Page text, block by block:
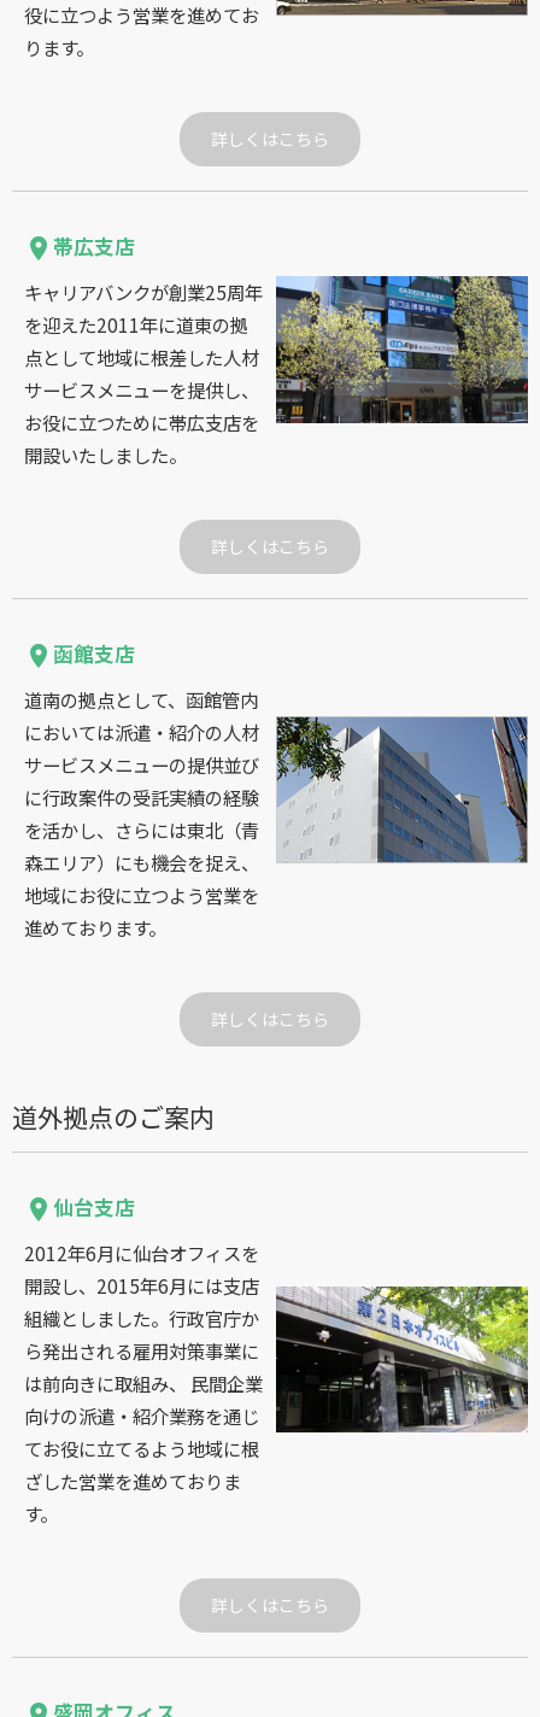
役に立つよう営業を進めてお
ります。
詳しくはこちら
place 帯広支店
キャリアバンクが創業25周年
を迎えた2011年に道東の拠
点として地域に根差した人材
サービスメニューを提供し、
お役に立つために帯広支店を
開設いたしました。
詳しくはこちら
place 函館支店
道南の拠点として、函館管内
においては派遣・紹介の人材
サービスメニューの提供並び
に行政案件の受託実績の経験
を活かし、さらには東北（青
森エリア）にも機会を捉え、
地域にお役に立つよう営業を
進めております。
詳しくはこちら
道外拠点のご案内
place 仙台支店
2012年6月に仙台オフィスを
開設し、2015年6月には支店
組織としました。行政官庁か
ら発出される雇用対策事業に
は前向きに取組み、 民間企業
向けの派遣・紹介業務を通じ
てお役に立てるよう地域に根
ざした営業を進めておりま
す。
詳しくはこちら